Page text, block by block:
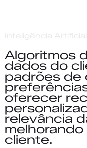
Algoritmos
dados do
padrões de
oferecer
relevância
cliente.